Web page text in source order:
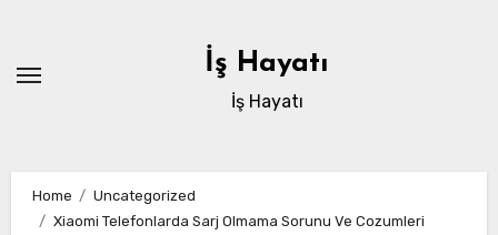
content
İş Hayatı
İş Hayatı
Home
Uncategorized
Xiaomi Telefonlarda Sarj Olmama Sorunu Ve Cozumleri